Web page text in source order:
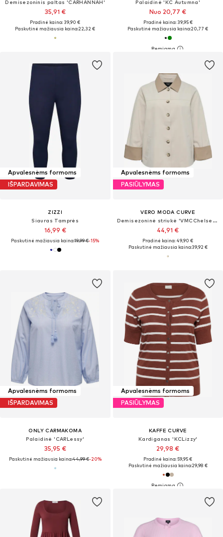
Demisezoninis paltas 'CARHANNAH'
35,91 €
Pradinė kaina: 39,90 €
Paskutinė mažiausia kaina:22,32 €
Palaidinė 'KC Autumna'
Nuo 20,77 €
Pradinė kaina: 39,95 €
Paskutinė mažiausia kaina:20,77 €
Apvalesnėms formoms
IŠPARDAVIMAS
ZIZZI
Siauras Tamprės
16,99 €
Paskutinė mažiausia kaina:19,99 €-15%
Apvalesnėms formoms
PASIŪLYMAS
VERO MODA CURVE
Demisezoninė striukė 'VMCChelsea Poppy'
44,91 €
Pradinė kaina: 49,90 €
Paskutinė mažiausia kaina:39,92 €
Apvalesnėms formoms
IŠPARDAVIMAS
ONLY CARMAKOMA
Palaidinė 'CARLessy'
35,95 €
Paskutinė mažiausia kaina:44,99 €-20%
Apvalesnėms formoms
PASIŪLYMAS
KAFFE CURVE
Kardiganas 'KCLizzy'
29,98 €
Pradinė kaina: 59,95 €
Paskutinė mažiausia kaina:29,98 €